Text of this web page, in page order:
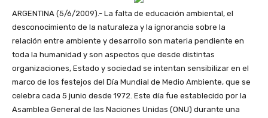
ARGENTINA (5/6/2009).- La falta de educación ambiental, el
desconocimiento de la naturaleza y la ignorancia sobre la
relación entre ambiente y desarrollo son materia pendiente en
toda la humanidad y son aspectos que desde distintas
organizaciones, Estado y sociedad se intentan sensibilizar en el
marco de los festejos del Día Mundial de Medio Ambiente, que se
celebra cada 5 junio desde 1972. Este día fue establecido por la
Asamblea General de las Naciones Unidas (ONU) durante una